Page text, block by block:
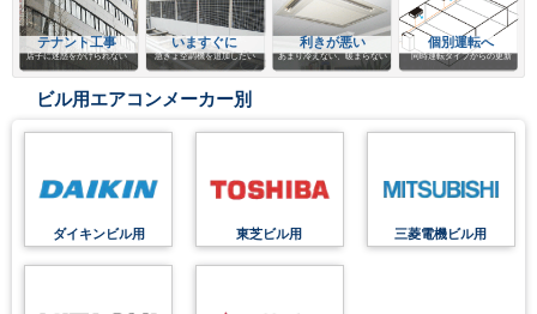
テナント工事
店子に迷惑をかけられない
いますぐに
急きょ空調機を追加したい
利きが悪い
あまり冷えない、暖まらない
個別運転へ
同時運転タイプからの更新
ビル用エアコンメーカー別
ダイキンビル用 東芝ビル用 三菱電機ビル用